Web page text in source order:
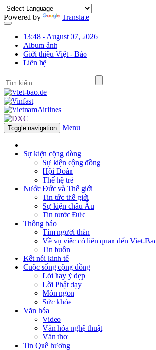
Powered by Translate
13:48 - August 07, 2026
Album ảnh
Giới thiệu Việt - Báo
Liên hệ
Toggle navigation Menu
Sự kiện cộng đồng
Sự kiện cộng đồng
Hội Đoàn
Thế hệ trẻ
Nước Đức và Thế giới
Tin tức thế giới
Sự kiện châu Âu
Tin nước Đức
Thông báo
Tìm người thân
Về vụ việc có liên quan đến Viet-
Tin buồn
Kết nối kinh tế
Cuộc sống cộng đồng
Lời hay ý đẹp
Lời Phật dạy
Món ngon
Sức khỏe
Văn hóa
Video
Văn hóa nghệ thuật
Văn thơ
Tin Quê hương